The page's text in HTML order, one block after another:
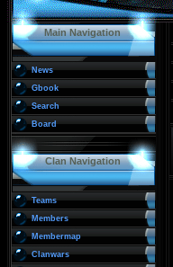
Main Navigation
News
Gbook
Search
Board
Clan Navigation
Teams
Members
Membermap
Clanwars